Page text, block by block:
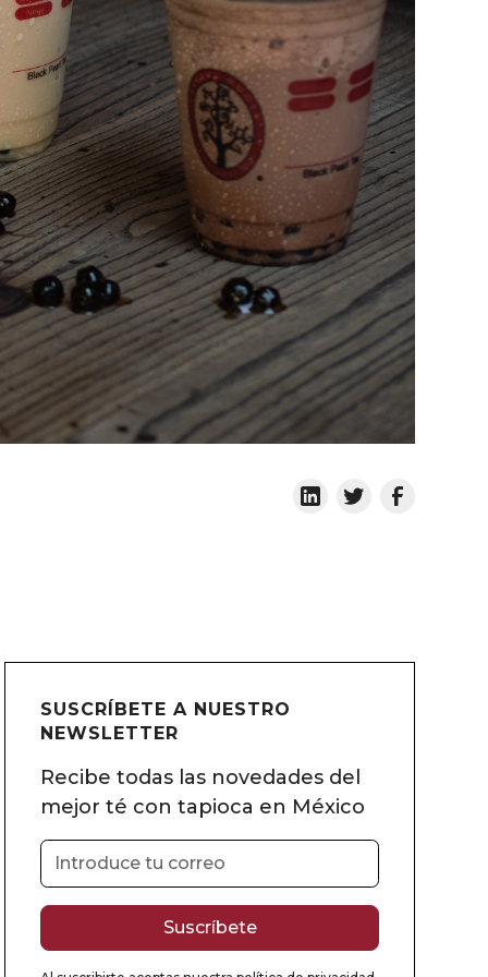
SUSCRÍBETE A NUESTRO
NEWSLETTER
Recibe todas las novedades del
mejor té con tapioca en México